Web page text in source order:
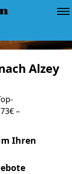
Alzey
–
Ihren